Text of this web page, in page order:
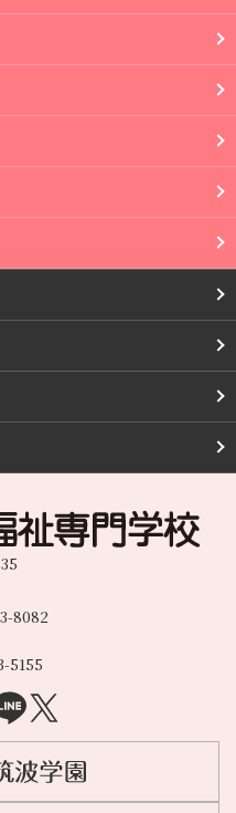
8082
5155